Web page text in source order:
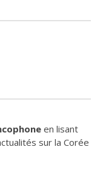
en lisant
sur la Corée